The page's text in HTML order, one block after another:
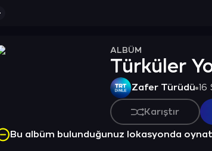
ALBÜM
Türküler
Zafer Türüdü 16
Karıştır
Bu albüm bulunduğunuz lokasyonda